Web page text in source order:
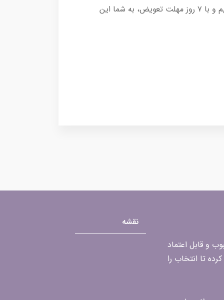
کفش‌ها بهترین همراه برای قدم‌های پرانرژی و مطمئن شما هستند. ما ضمانت بهترین جنس و قیمت را به شما می‌دهیم و با ۷ روز مهلت تعویض، به شما این
و قابل اعتماد
تا انتخاب را
نقشه